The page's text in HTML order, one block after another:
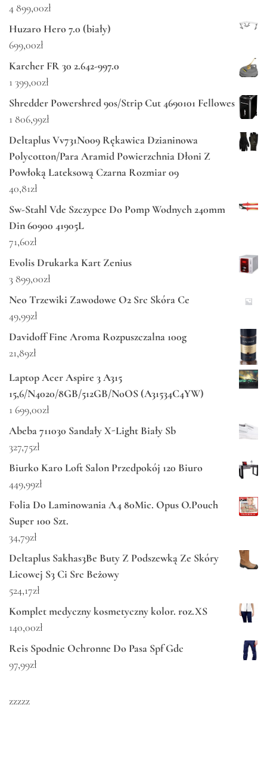
4 899,00zł
Huzaro Hero 7.0 (biały)
699,00zł
Karcher FR 30 2.642-997.0
1 399,00zł
Shredder Powershred 90s/Strip Cut 4690101 Fellowes
1 806,99zł
Deltaplus Vv731No09 Rękawica Dzianinowa
Polycotton/Para Aramid Powierzchnia Dłoni Z
Powłoką Lateksową Czarna Rozmiar 09
40,81zł
Sw-Stahl Vde Szczypce Do Pomp Wodnych 240mm
Din 60900 41905L
71,60zł
Evolis Drukarka Kart Zenius
3 899,00zł
Neo Trzewiki Zawodowe O2 Src Skóra Ce
49,99zł
Davidoff Fine Aroma Rozpuszczalna 100g
21,89zł
Laptop Acer Aspire 3 A315
15,6/N4020/8GB/512GB/NoOS (A31534C4YW)
1 699,00zł
Abeba 711030 Sandały X-Light Biały Sb
327,75zł
Biurko Karo Loft Salon Przedpokój 120 Biuro
449,99zł
Folia Do Laminowania A4 80Mic. Opus O.Pouch
Super 100 Szt.
34,79zł
Deltaplus Sakhas3Be Buty Z Podszewką Ze Skóry
Licowej S3 Ci Src Beżowy
524,17zł
Komplet medyczny kosmetyczny kolor. roz.XS
140,00zł
Reis Spodnie Ochronne Do Pasa Spf Gdc
97,99zł
zzzzz